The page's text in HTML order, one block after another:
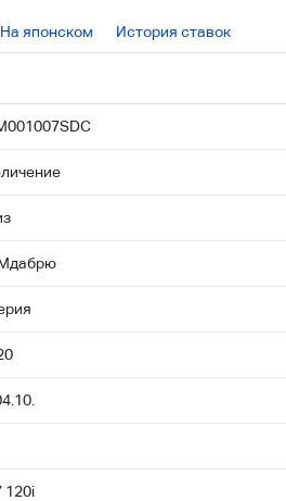
На японском История ставок
120i